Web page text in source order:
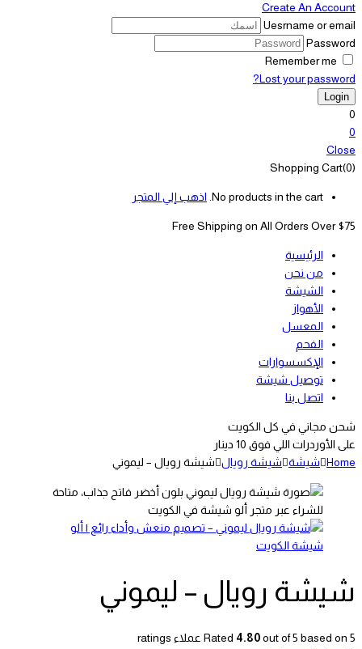
Create An Account
Uesrname or email
Password
Remember me
Lost your password?
0
0
Close
Shopping Cart(0)
No products in the cart. اذهب إلي المتجر
Free Shipping on All Orders Over $75
الرئيسية
من نحن
الشيشة
الأهواز
المعسل
الفحم
الإكسسوارات
توصيل شيشة
اتصل بنا
شحن مجاني في كل الكويت
على الأوردرات اللي فوق 10 دينار
Home شيشة شيشة رويال شيشة رويال – ليموني
شيشة رويال – ليموني
Rated 4.80out of 5 based on 5
عملاء ratings